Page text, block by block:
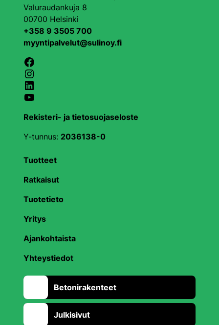
Valuraudankuja 8
00700 Helsinki
+358 9 3505 700
myyntipalvelut@sulinoy.fi
Facebook
Instagram
LinkedIn
YouTube
Rekisteri- ja tietosuojaseloste
Y-tunnus: 2036138-0
Tuotteet
Ratkaisut
Tuotetieto
Yritys
Ajankohtaista
Yhteystiedot
Betonirakenteet
Julkisivut